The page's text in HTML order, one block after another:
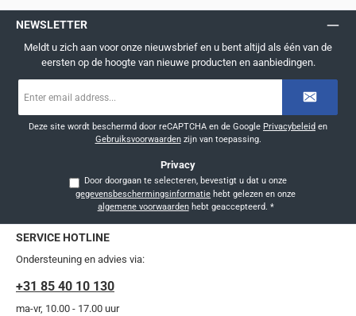
NEWSLETTER
Meldt u zich aan voor onze nieuwsbrief en u bent altijd als één van de
eersten op de hoogte van nieuwe producten en aanbiedingen.
mailadres
Deze site wordt beschermd door reCAPTCHA en de Google Privacybeleid en
Gebruiksvoorwaardenzijn van toepassing.
Privacy
Door doorgaan te selecteren, bevestigt u dat u onze
gegevensbeschermingsinformatie
algemene voorwaardenhebt geaccepteerd. *
SERVICE HOTLINE
Ondersteuning en advies via:
+31 85 40 10 130
ma-vr, 10.00 - 17.00 uur